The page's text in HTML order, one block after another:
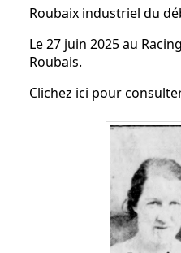
Roubaix industriel du
Le 27 juin 2025 au
Roubais.
Clichez ici pour